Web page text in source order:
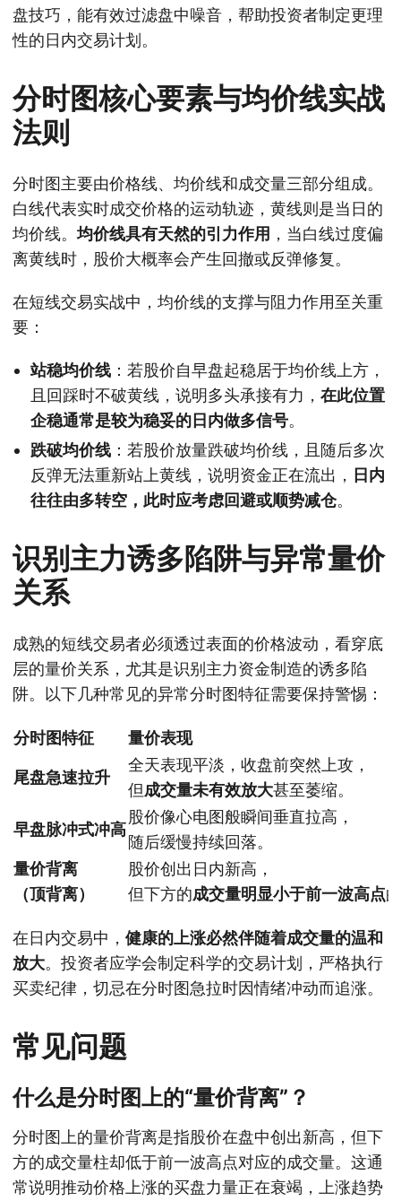
盘技巧，能有效过滤盘中噪音，帮助投资者制定更理
性的日内交易计划。
分时图核心要素与均价线实战
法则
分时图主要由价格线、均价线和成交量三部分组成。
白线代表实时成交价格的运动轨迹，黄线则是当日的
均价线。均价线具有天然的引力作用 ，当白线过度偏
离黄线时，股价大概率会产生回撤或反弹修复。
在短线交易实战中，均价线的支撑与阻力作用至关重
要：
站稳均价线 ：若股价自早盘起稳居于均价线上方，
且回踩时不破黄线，说明多头承接有力， 在此位置
企稳通常是较为稳妥的日内做多信号。
跌破均价线 ：若股价放量跌破均价线，且随后多次
反弹无法重新站上黄线，说明资金正在流出， 日内
往往由多转空，此时应考虑回避或顺势减仓。
识别主力诱多陷阱与异常量价
关系
成熟的短线交易者必须透过表面的价格波动，看穿底
层的量价关系，尤其是识别主力资金制造的诱多陷
阱。以下几种常见的异常分时图特征需要保持警惕：
分时图特征 量价表现
尾盘急速拉升
全天表现平淡，收盘前突然上攻，
但成交量未有效放大甚至萎缩。
早盘脉冲式冲高
股价像心电图般瞬间垂直拉高，
随后缓慢持续回落。
量价背离
（顶背离）
股价创出日内新高，
但下方的成交量明显小于前一波高点
在日内交易中， 健康的上涨必然伴随着成交量的温和
放大。投资者应学会制定科学的交易计划，严格执行
买卖纪律，切忌在分时图急拉时因情绪冲动而追涨。
常见问题
什么是分时图上的“量价背离”？
分时图上的量价背离是指股价在盘中创出新高，但下
方的成交量柱却低于前一波高点对应的成交量。这通
常说明推动价格上涨的买盘力量正在衰竭，上涨趋势